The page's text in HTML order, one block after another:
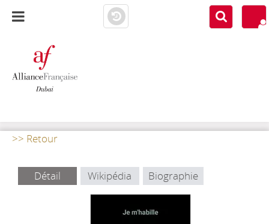
>> Retour
Détail Wikipédia Biographie